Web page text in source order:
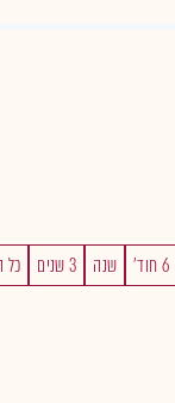
6 חוד' שנה 3 שנים כל